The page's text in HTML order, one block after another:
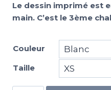
Le dessin imprimé est
main. C’est le 3ème
Couleur
Taille